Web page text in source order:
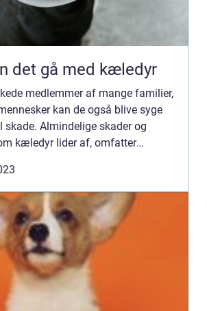
det gå med kæledyr
medlemmer af mange familier,
kan de også blive syge
skade. Almindelige skader og
kæledyr lider af, omfatter